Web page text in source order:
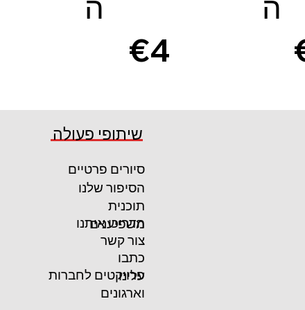
€4
שיתופי פעולה
תוכנית
משפיענים
הסיפור שלנו
סיורים פרטיים
הדריכו איתנו
פרויקטים לחברות
וארגונים
כתבו
עלינו
צור קשר